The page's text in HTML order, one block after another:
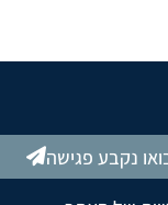
נקבע פגישה